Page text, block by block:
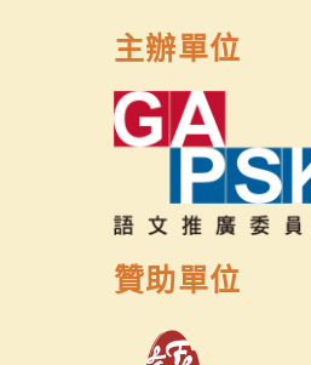
主辦單位
贊助單位